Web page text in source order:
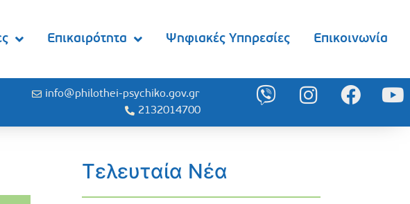
Επικαιρότητα Ψηφιακές Υπηρεσίες Επικοινωνία
info@philothei-psychiko.gov.gr
2132014700
Τελευταία Νέα